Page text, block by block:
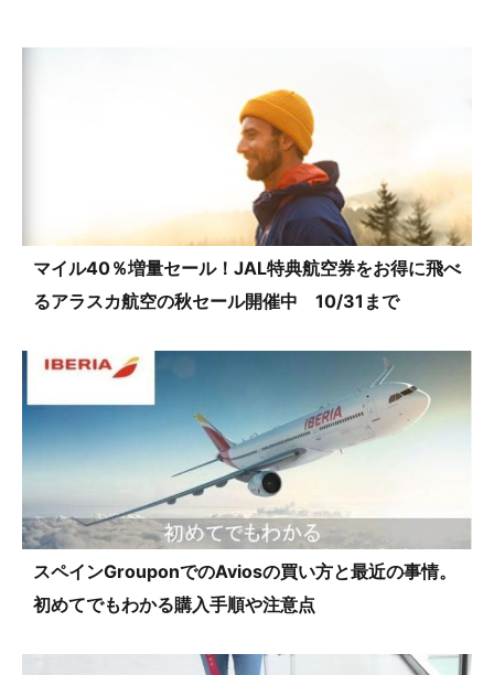
マイル40％増量セール！JAL特典航空券をお得に飛べ
るアラスカ航空の秋セール開催中 10/31まで
スペインGrouponでのAviosの買い方と最近の事情。
初めてでもわかる購入手順や注意点